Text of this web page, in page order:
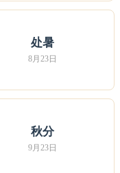
处暑
8月23日
秋分
9月23日